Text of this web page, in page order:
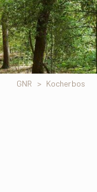
GNR > Kocherbos